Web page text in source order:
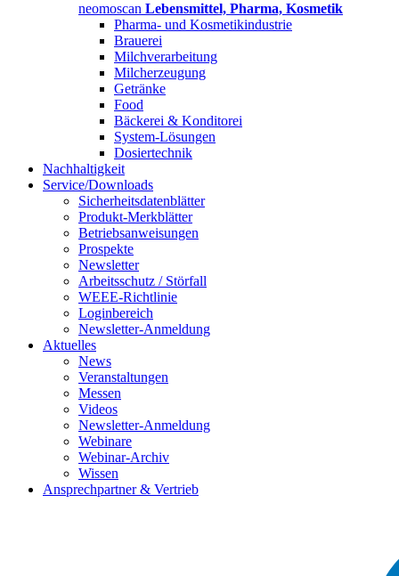
neomoscan Lebensmittel, Pharma, Kosmetik
Pharma- und Kosmetikindustrie
Brauerei
Milchverarbeitung
Milcherzeugung
Getränke
Food
Bäckerei & Konditorei
System-Lösungen
Dosiertechnik
Nachhaltigkeit
Service/Downloads
Sicherheitsdatenblätter
Produkt-Merkblätter
Betriebsanweisungen
Prospekte
Newsletter
Arbeitsschutz / Störfall
WEEE-Richtlinie
Loginbereich
Newsletter-Anmeldung
Aktuelles
News
Veranstaltungen
Messen
Videos
Newsletter-Anmeldung
Webinare
Webinar-Archiv
Wissen
Ansprechpartner & Vertrieb